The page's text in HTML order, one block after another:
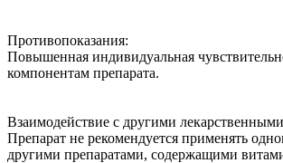
Противопоказания:
Повышенная индивидуальная
компонентам препарата.
Взаимодействие с другими
Препарат не рекомендуется применять
другими препаратами, содержащими